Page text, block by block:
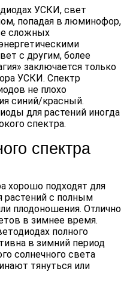
УСКИ, свет
попадая в люминофор,
сложных
с другим, более
заключается только
УСКИ. Спектр
не плохо
синий/красный.
для растений иногда
спектра.
спектра
хорошо подходят для
растений с полным
плодоношения. Отлично
в зимнее время.
полного
в зимний период
солнечного света
тянуться или